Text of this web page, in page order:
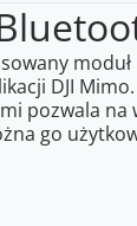
DJI
pozwala
go